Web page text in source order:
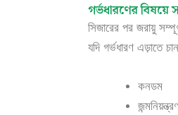
গর্ভধারণের বিষয়ে
সিজারের পর জরায়ু
যদি গর্ভধারণ এড়াতে
কনডম